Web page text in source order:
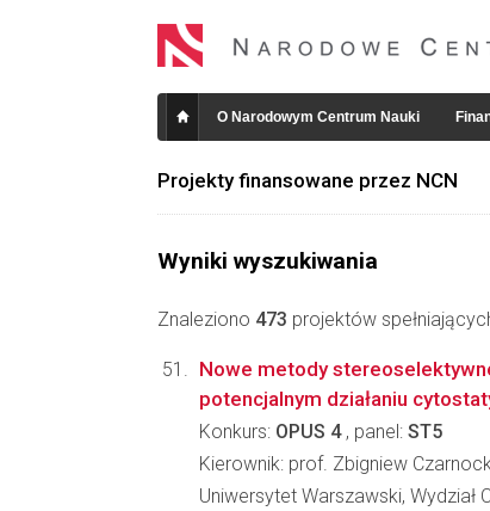
O Narodowym Centrum Nauki
Projekty finansowane przez NCN
Wyniki wyszukiwania
Znaleziono 473 projektów
Nowe metody
potencjalnym działaniu
Konkurs: OPUS 4, panel: ST5
Kierownik: prof. Zbigniew
Uniwersytet Warszawski, Wydział